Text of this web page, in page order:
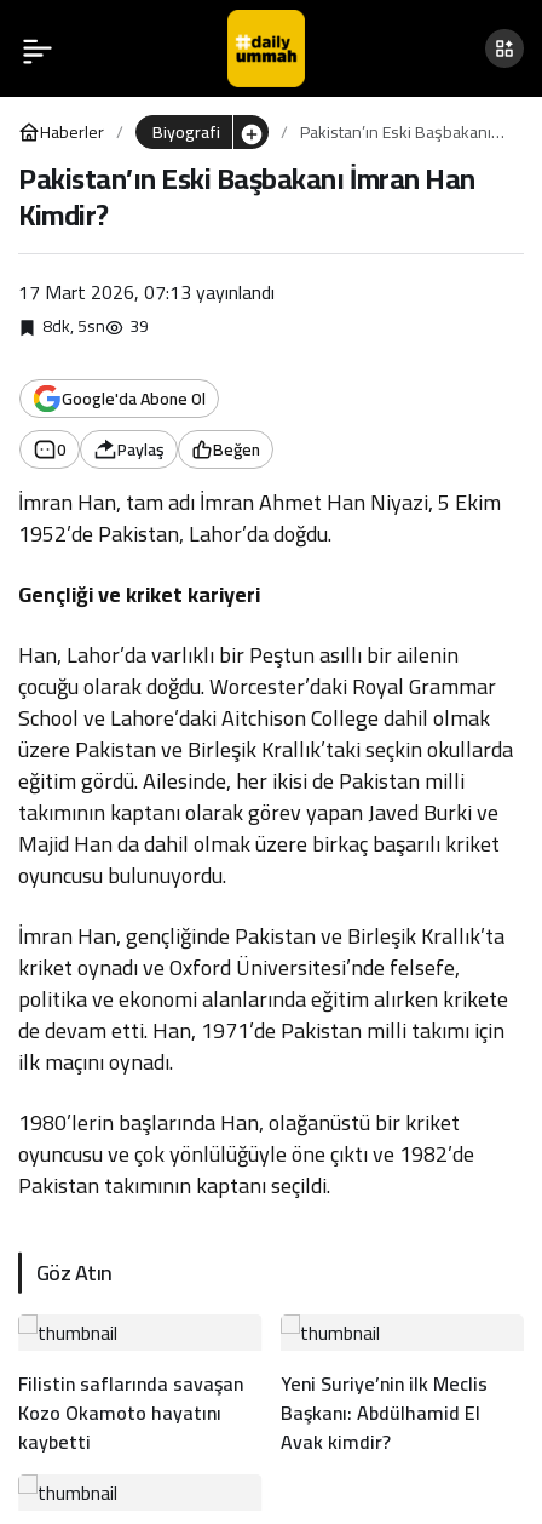
Haberler Biyografi
Pakistan’ın Eski Başbakanı
İmran Han Kimdir?
Pakistan’ın Eski Başbakanı İmran Han
Kimdir?
17 Mart 2026, 07:13yayınlandı
8dk, 5sn 39
Google'da Abone Ol
0
Paylaş Beğen
İmran Han, tam adı İmran Ahmet Han Niyazi, 5 Ekim
1952’de Pakistan, Lahor’da doğdu.
Gençliği ve kriket kariyeri
Han, Lahor’da varlıklı bir Peştun asıllı bir ailenin
çocuğu olarak doğdu. Worcester’daki Royal Grammar
School ve Lahore’daki Aitchison College dahil olmak
üzere Pakistan ve Birleşik Krallık’taki seçkin okullarda
eğitim gördü. Ailesinde, her ikisi de Pakistan milli
takımının kaptanı olarak görev yapan Javed Burki ve
Majid Han da dahil olmak üzere birkaç başarılı kriket
oyuncusu bulunuyordu.
İmran Han, gençliğinde Pakistan ve Birleşik Krallık’ta
kriket oynadı ve Oxford Üniversitesi’nde felsefe,
politika ve ekonomi alanlarında eğitim alırken krikete
de devam etti. Han, 1971’de Pakistan milli takımı için
ilk maçını oynadı.
1980’lerin başlarında Han, olağanüstü bir kriket
oyuncusu ve çok yönlülüğüyle öne çıktı ve 1982’de
Pakistan takımının kaptanı seçildi.
Göz Atın
Filistin saflarında savaşan
Kozo Okamoto hayatını
kaybetti
Yeni Suriye’nin ilk Meclis
Başkanı: Abdülhamid El
Avak kimdir?
Pakistan’ın Eski Başbakanı
İmran Han Kimdir?
0